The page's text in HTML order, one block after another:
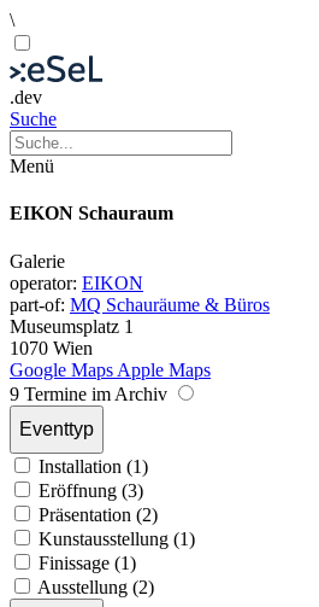
\
.dev
Suche
Menü
EIKON Schauraum
Galerie
operator: EIKON
part-of: MQ Schauräume & Büros
Museumsplatz 1
1070 Wien
Google Maps Apple Maps
9 Termine im Archiv
Eventtyp
Installation (1)
Eröffnung (3)
Präsentation (2)
Kunstausstellung (1)
Finissage (1)
Ausstellung (2)